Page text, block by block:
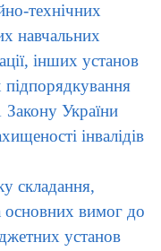
технічних
навчальних
інших установ
підпорядкування
Закону України
інвалідів
складання,
основних вимог до
установ